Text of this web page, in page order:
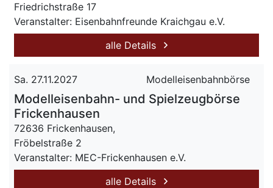
Friedrichstraße 17
Veranstalter: Eisenbahnfreunde Kraichgau e.V.
alle Details
Sa. 27.11.2027 Modelleisenbahnbörse
Modelleisenbahn- und Spielzeugbörse
Frickenhausen
72636 Frickenhausen,
Fröbelstraße 2
Veranstalter: MEC-Frickenhausen e.V.
alle Details